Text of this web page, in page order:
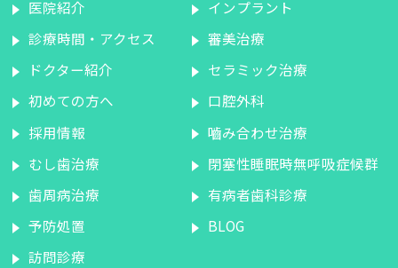
医院紹介
診療時間・アクセス
ドクター紹介
初めての方へ
採用情報
むし歯治療
歯周病治療
予防処置
訪問診療
インプラント
審美治療
セラミック治療
口腔外科
嚙み合わせ治療
閉塞性睡眠時無呼吸症候群
有病者歯科診療
BLOG